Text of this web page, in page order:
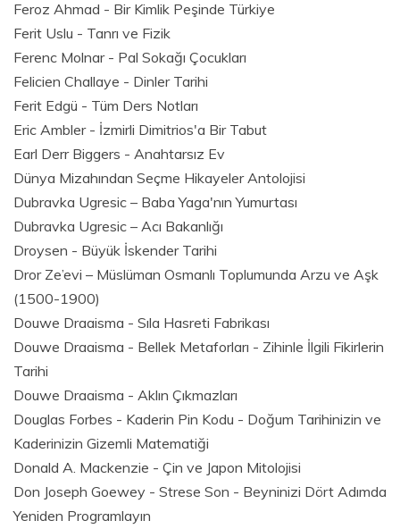
Feroz Ahmad - Bir Kimlik Peşinde Türkiye
Ferit Uslu - Tanrı ve Fizik
Ferenc Molnar - Pal Sokağı Çocukları
Felicien Challaye - Dinler Tarihi
Ferit Edgü - Tüm Ders Notları
Eric Ambler - İzmirli Dimitrios'a Bir Tabut
Earl Derr Biggers - Anahtarsız Ev
Dünya Mizahından Seçme Hikayeler Antolojisi
Dubravka Ugresic – Baba Yaga'nın Yumurtası
Dubravka Ugresic – Acı Bakanlığı
Droysen - Büyük İskender Tarihi
Dror Ze’evi – Müslüman Osmanlı Toplumunda Arzu ve Aşk
(1500-1900)
Douwe Draaisma - Sıla Hasreti Fabrikası
Douwe Draaisma - Bellek Metaforları - Zihinle İlgili Fikirlerin
Tarihi
Douwe Draaisma - Aklın Çıkmazları
Douglas Forbes - Kaderin Pin Kodu - Doğum Tarihinizin ve
Kaderinizin Gizemli Matematiği
Donald A. Mackenzie - Çin ve Japon Mitolojisi
Don Joseph Goewey - Strese Son - Beyninizi Dört Adımda
Yeniden Programlayın